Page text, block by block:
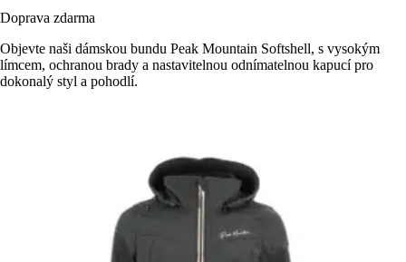
Doprava zdarma
Objevte naši dámskou bundu Peak Mountain Softshell, s vysokým
límcem, ochranou brady a nastavitelnou odnímatelnou kapucí pro
dokonalý styl a pohodlí.